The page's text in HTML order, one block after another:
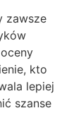
zawsze
kto
lepiej
szanse